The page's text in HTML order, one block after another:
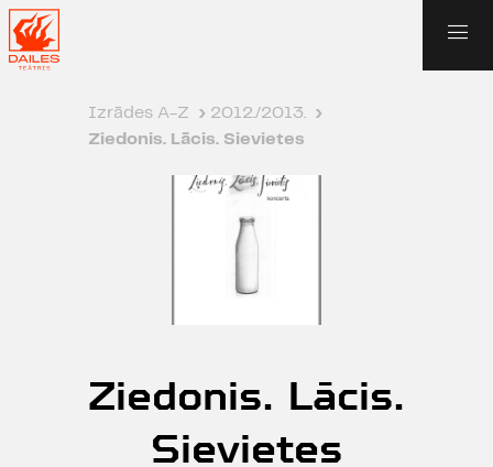
Izrādes A-Z › 2012./2013. ›
Ziedonis. Lācis. Sievietes
Ziedonis. Lācis.
Sievietes